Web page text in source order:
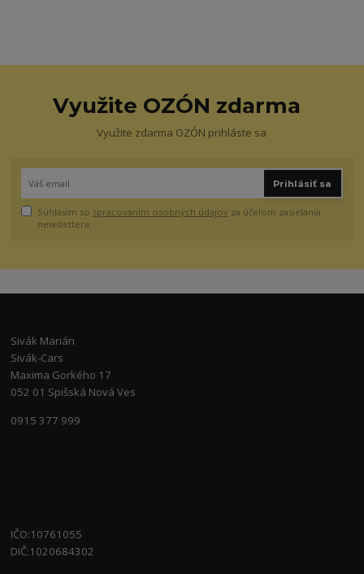
Využite OZÓN zdarma
Využite zdarma OZÓN prihláste sa
Prihlásiť sa
Súhlasím so spracovaním osobných údajov za účelom zasielania
newslettera.
Sivák Marián
Sivák-Cars
Maxima Gorkého 17
052 01 Spišská Nová Ves
0915 377 999
IČO:10761055
DIČ:1020684302